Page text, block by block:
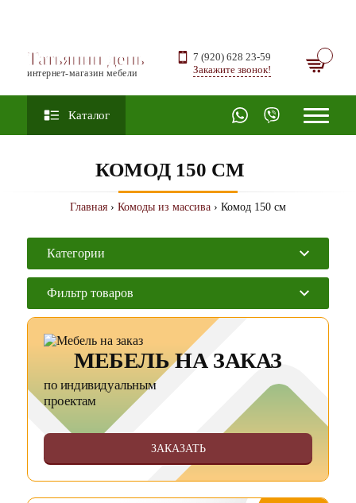
Татьянин день
интернет-магазин мебели
7 (920) 628 23-59
Закажите звонок!
Каталог
КОМОД 150 СМ
Главная › Комоды из массива › Комод 150 см
Категории
Фильтр товаров
МЕБЕЛЬ НА ЗАКАЗ
по индивидуальным
проектам
ЗАКАЗАТЬ